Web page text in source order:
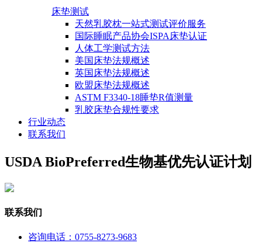
床垫测试
天然乳胶枕一站式测试评价服务
国际睡眠产品协会ISPA床垫认证
人体工学测试方法
美国床垫法规概述
英国床垫法规概述
欧盟床垫法规概述
ASTM F3340-18睡垫R值测量
乳胶床垫合规性要求
行业动态
联系我们
USDA BioPreferred生物基优先认证计划
联系我们
咨询电话：0755-8273-9683